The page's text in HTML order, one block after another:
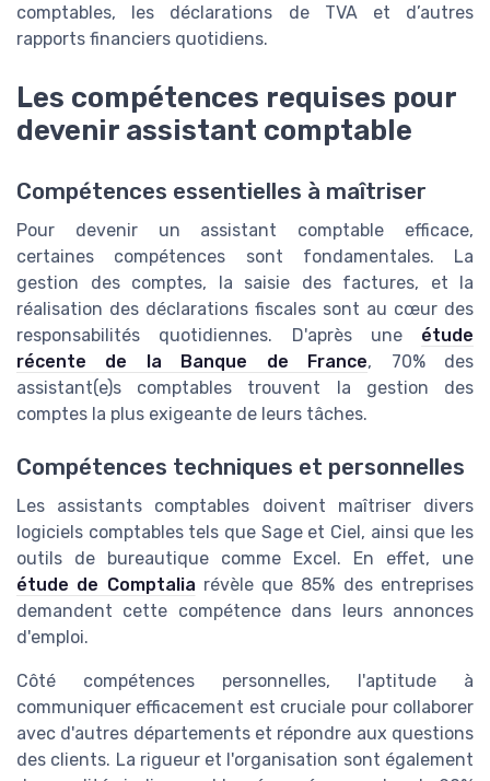
comptables, les déclarations de TVA et d’autres
rapports financiers quotidiens.
Les compétences requises pour
devenir assistant comptable
Compétences essentielles à maîtriser
Pour devenir un assistant comptable efficace,
certaines compétences sont fondamentales. La
gestion des comptes, la saisie des factures, et la
réalisation des déclarations fiscales sont au cœur des
responsabilités quotidiennes. D'après une étude
récente de la Banque de France, 70% des
assistant(e)s comptables trouvent la gestion des
comptes la plus exigeante de leurs tâches.
Compétences techniques et personnelles
Les assistants comptables doivent maîtriser divers
logiciels comptables tels que Sage et Ciel, ainsi que les
outils de bureautique comme Excel. En effet, une
étude de Comptalia révèle que 85% des entreprises
demandent cette compétence dans leurs annonces
d'emploi.
Côté compétences personnelles, l'aptitude à
communiquer efficacement est cruciale pour collaborer
avec d'autres départements et répondre aux questions
des clients. La rigueur et l'organisation sont également